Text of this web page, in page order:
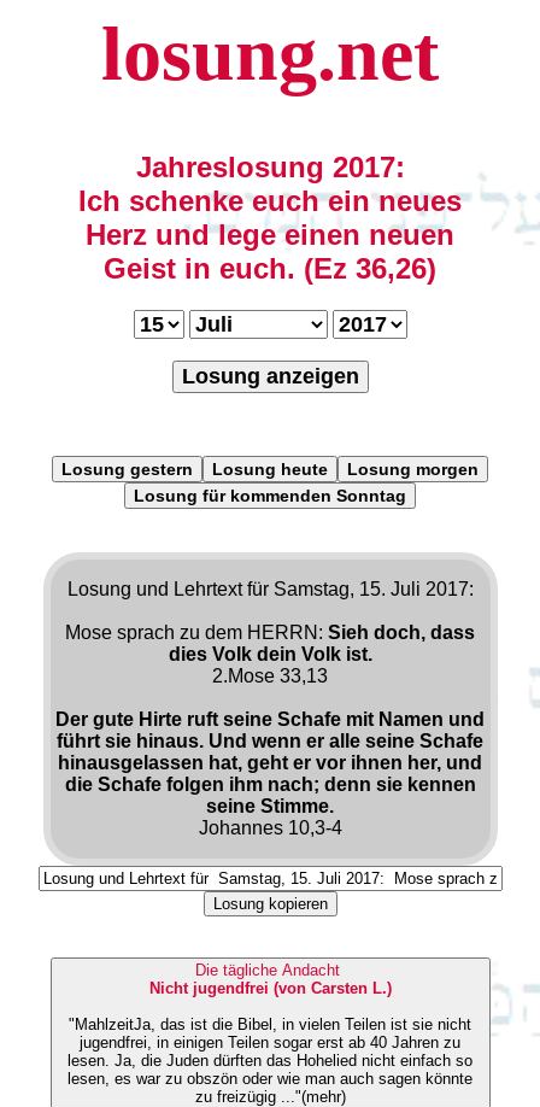
losung.net
Jahreslosung 2017:
Ich schenke euch ein neues
Herz und lege einen neuen
Geist in euch. (Ez 36,26)
Losung anzeigen
Losung gestern Losung heute
Losung morgen
Losung für kommenden Sonntag
Losung und Lehrtext für Samstag, 15. Juli 2017:
Mose sprach zu dem HERRN: Sieh doch, dass
dies Volk dein Volk ist.
2.Mose 33,13
Der gute Hirte ruft seine Schafe mit Namen und
führt sie hinaus. Und wenn er alle seine Schafe
hinausgelassen hat, geht er vor ihnen her, und
die Schafe folgen ihm nach; denn sie kennen
seine Stimme.
Johannes 10,3-4
Losung kopieren
Die tägliche Andacht
Nicht jugendfrei (von Carsten L.)
"MahlzeitJa, das ist die Bibel, in vielen Teilen ist sie nicht
jugendfrei, in einigen Teilen sogar erst ab 40 Jahren zu
lesen. Ja, die Juden dürften das Hohelied nicht einfach so
lesen, es war zu obszön oder wie man auch sagen könnte
zu freizügig ..."(mehr)